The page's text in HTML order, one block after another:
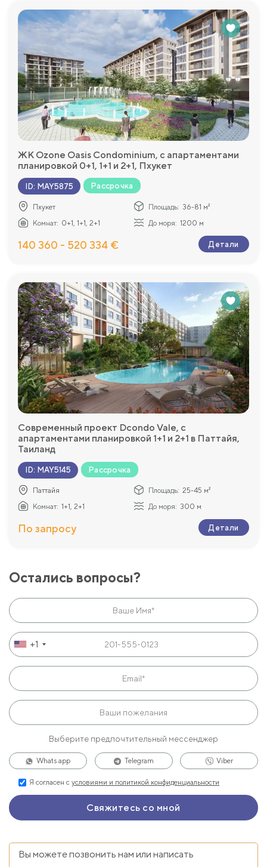
ЖК Ozone Oasis Condominium, с апартаментами
планировкой 0+1, 1+1 и 2+1, Пхукет
ID: MAY5875 Рассрочка
Пхукет Площадь: 36-81 м²
Комнат: 0+1, 1+1, 2+1 До моря: 1200 м
140 360 - 520 334 € Детали
Современный проект Dcondo Vale, с
апартаментами планировкой 1+1 и 2+1 в Паттайя,
Таиланд
ID: MAY5145 Рассрочка
Паттайя Площадь: 25-45 м²
Комнат: 1+1, 2+1 До моря: 300 м
По запросу Детали
Остались вопросы?
+1
Выберите предпочтительный мессенджер
Whats app Telegram Viber
Я согласен с условиями и политикой конфиденциальности
Вы можете позвонить нам или написать